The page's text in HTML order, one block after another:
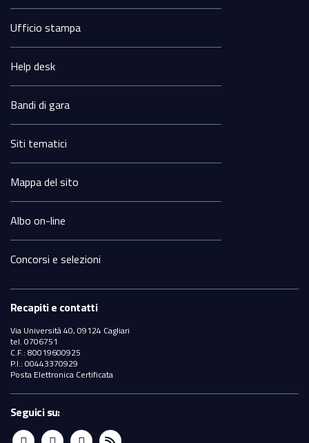
Ufficio stampa
Help desk
Bandi di gara
Siti tematici
Mappa del sito
Albo on-line
Concorsi e selezioni
Recapiti e contatti
Via Università 40, 09124 Cagliari
tel. 0706751
C.F.: 80019600925
P.I.: 00443370929
Posta Elettronica Certificata
Seguici su: